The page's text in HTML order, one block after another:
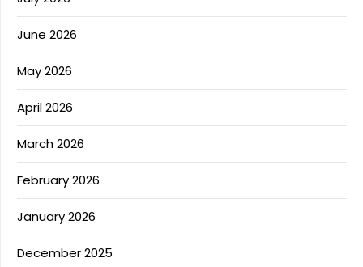
June 2026
May 2026
April 2026
March 2026
February 2026
January 2026
December 2025